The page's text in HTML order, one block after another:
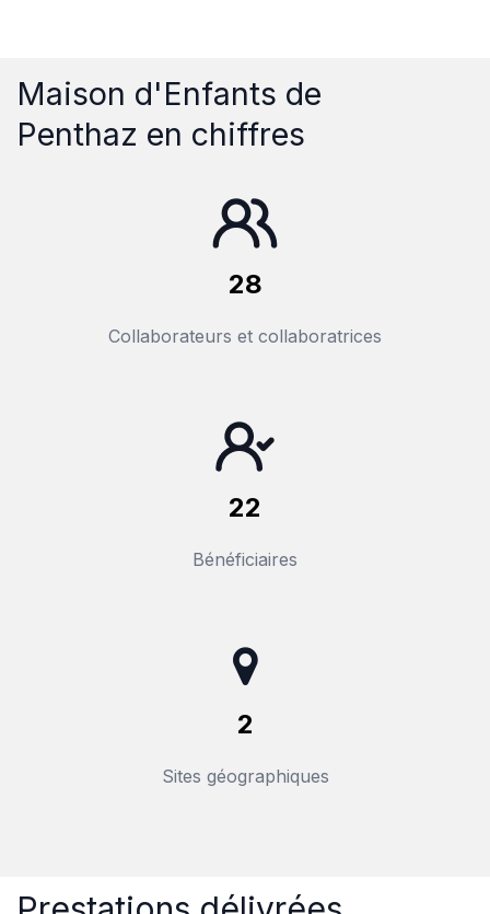
Maison d'Enfants de
Penthaz en chiffres
28
Collaborateurs et collaboratrices
22
Bénéficiaires
2
Sites géographiques